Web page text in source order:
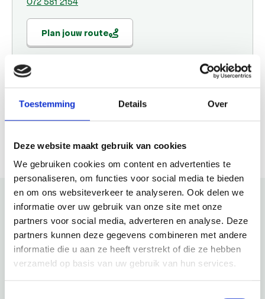
Toestemming Details Over
Deze website maakt gebruik van cookies
We gebruiken cookies om content en advertenties te
personaliseren, om functies voor social media te bieden
en om ons websiteverkeer te analyseren. Ook delen we
informatie over uw gebruik van onze site met onze
partners voor social media, adverteren en analyse. Deze
partners kunnen deze gegevens combineren met andere
informatie die u aan ze heeft verstrekt of die ze hebben
verzameld op basis van uw gebruik van hun services.
Plan jouw route
Bezoek website
Bekijk ook eens
Ontdek de rest van de regio! Bekijk de andere websites om
te zien wat deze prachtige omgeving nog meer te bieden
heeft.